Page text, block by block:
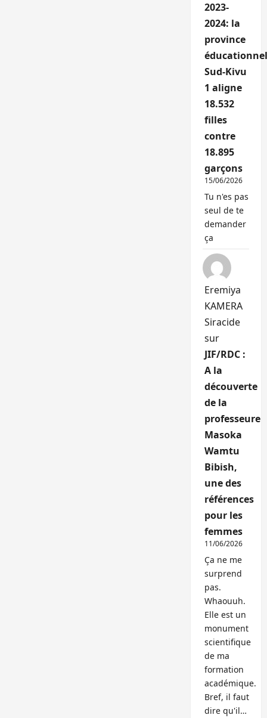
2023-
2024: la
province
Sud-Kivu
1 aligne
18.532
filles
contre
18.895
garçons
15/06/2026
Tu n'es pas
seul de te
demander
ça
Eremiya
KAMERA
Siracide
sur
JIF/RDC :
A la
découverte
de la
professeure
Masoka
Wamtu
Bibish,
une des
références
pour les
femmes
11/06/2026
Ça ne me
surprend
pas.
Whaouuh.
Elle est un
monument
scientifique
de ma
formation
académique.
Bref, il faut
dire qu'il…